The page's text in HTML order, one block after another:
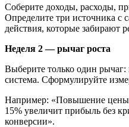
Соберите доходы, расходы,
Определите три источника с
действия, которые забирают
Неделя 2 — рычаг роста
Выберите только один
система. Сформулируйте
Например: «Повышение цены
15% увеличит прибыль без
конверсии».